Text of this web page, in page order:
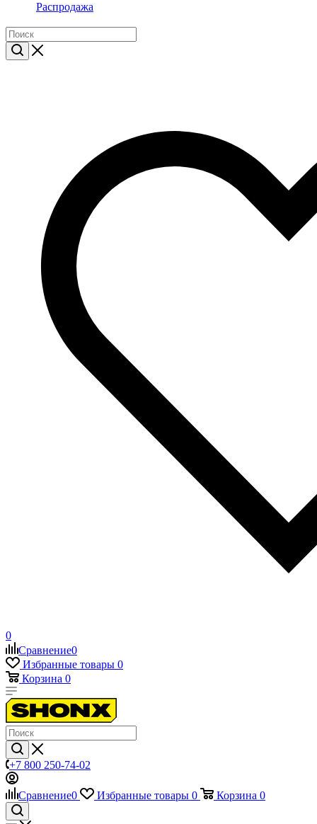
Распродажа
0
Сравнение0
Избранные товары 0
Корзина 0
+7 800 250-74-02
Сравнение0 Избранные товары 0 Корзина 0